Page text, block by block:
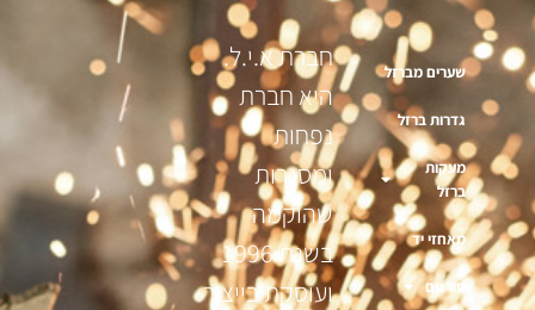
שערים מברזל
גדרות ברזל
מעקות
ברזל
מאחזי יד
סורגים
חברת א.י.ל.
היא חברת
נפחות
ומסגרות
שהוקמה
בשנת 1996
ועוסקת בייצור